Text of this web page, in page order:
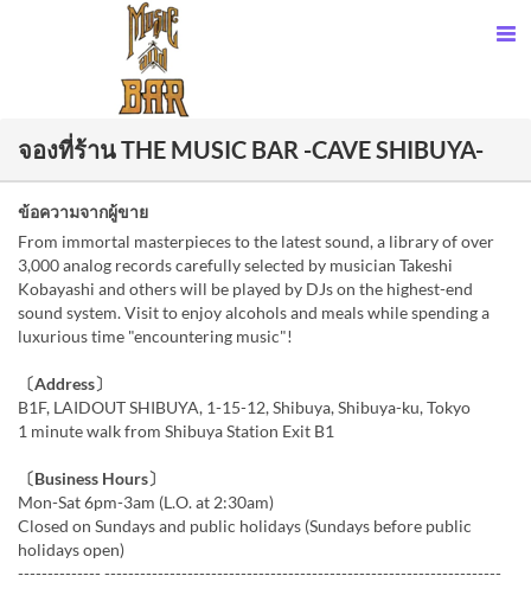
จองที่ร้าน THE MUSIC BAR -CAVE SHIBUYA-
ข้อความจากผู้ขาย
From immortal masterpieces to the latest sound, a library of over
3,000 analog records carefully selected by musician Takeshi
Kobayashi and others will be played by DJs on the highest-end
sound system. Visit to enjoy alcohols and meals while spending a
luxurious time "encountering music"!
〔Address〕
B1F, LAIDOUT SHIBUYA, 1-15-12, Shibuya, Shibuya-ku, Tokyo
1 minute walk from Shibuya Station Exit B1
〔Business Hours〕
Mon-Sat 6pm-3am (L.O. at 2:30am)
Closed on Sundays and public holidays (Sundays before public
holidays open)
-------------- -------------------------------------------------------------------